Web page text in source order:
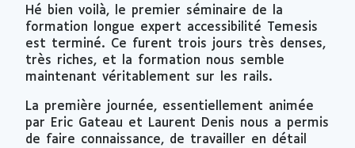
Hé bien voilà, le premier séminaire de la
formation longue expert accessibilité Temesis
est terminé. Ce furent trois jours très denses,
très riches, et la formation nous semble
maintenant véritablement sur les rails.
La première journée, essentiellement animée
par Eric Gateau et Laurent Denis nous a permis
de faire connaissance, de travailler en détail